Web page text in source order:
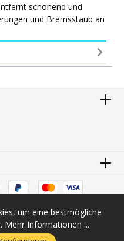
schonend und
und Bremsstaub an
und ggf.
anders angegeben.
um eine bestmögliche
Mehr Informationen ...